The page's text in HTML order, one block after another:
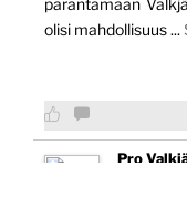
olisi mahdollisuus...
Pro